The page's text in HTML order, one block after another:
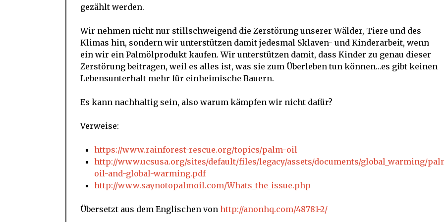
gezählt werden.
Wir nehmen nicht nur stillschweigend die Zerstörung unserer Wälder, Tiere und des
Klimas hin, sondern wir unterstützen damit jedesmal Sklaven- und Kinderarbeit, wenn
ein wir ein Palmölprodukt kaufen. Wir unterstützen damit, dass Kinder zu genau dieser
Zerstörung beitragen, weil es alles ist, was sie zum Überleben tun können…es gibt keinen
Lebensunterhalt mehr für einheimische Bauern.
Es kann nachhaltig sein, also warum kämpfen wir nicht dafür?
Verweise:
https://www.rainforest-rescue.org/topics/palm-oil
http://www.ucsusa.org/sites/default/files/legacy/assets/documents/global_warming/
oil-and-global-warming.pdf
http://www.saynotopalmoil.com/Whats_the_issue.php
Übersetzt aus dem Englischen von http://anonhq.com/48781-2/